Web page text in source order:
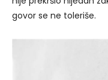
govor se ne toleriše.